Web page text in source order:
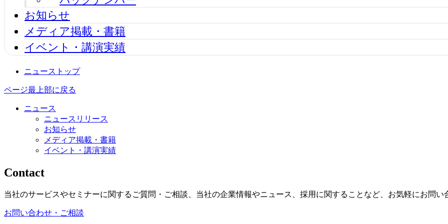
お知らせ
メディア掲載・書籍
イベント・講演実績
ニューストップ
ページ最上部に戻る
ニュース
ニュースリリース
お知らせ
メディア掲載・書籍
イベント・講演実績
Contact
当社のサービスやセミナーに関するご質問・ご相談、当社の企業情報やニュース、採用に関することなど、お気軽にお問い
お問い合わせ・ご相談